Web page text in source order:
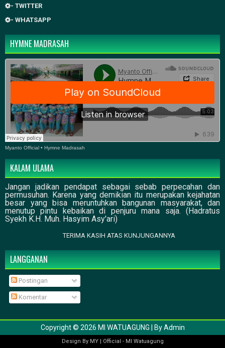
- TWITTER
- WHATSAPP
HYMNE MADRASAH
Myanto Official • Hymne Madrasah
KALAM ULAMA
Jangan jadikan pendapat sebagai sebab perpecahan dan
permusuhan. Karena yang demikian itu merupakan kejahatan
besar yang bisa meruntuhkan bangunan masyarakat, dan
menutup pintu kebaikan di penjuru mana saja. (Hadratus
Syekh K.H. Muh. Hasyim Asy'ari)
TERIMA KASIH ATAS KUNJUNGANNYA
LANGGANAN
Postingan
Komentar
Copyright © 2026 MI WATUAGUNG | ByAdmin
Design By MY| Official - MI Watuagung